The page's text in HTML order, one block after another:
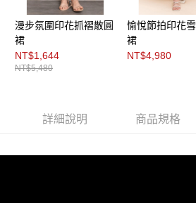
４．使用「AFTEE先享後付」時，將依據個別
時審查核予不同之上限額度；若仍有額度不足
請求用戶進行身份認證。
５．嚴禁一人註冊多個帳號或使用他人資訊註冊
恩沛科技股份有限公司將有權停止該用戶之使
漫步氛圍印花抓褶散圓
裙
NT$1,644
NT$5,480
愉悅節拍印花
裙
NT$4,980
詳細說明 商品規格